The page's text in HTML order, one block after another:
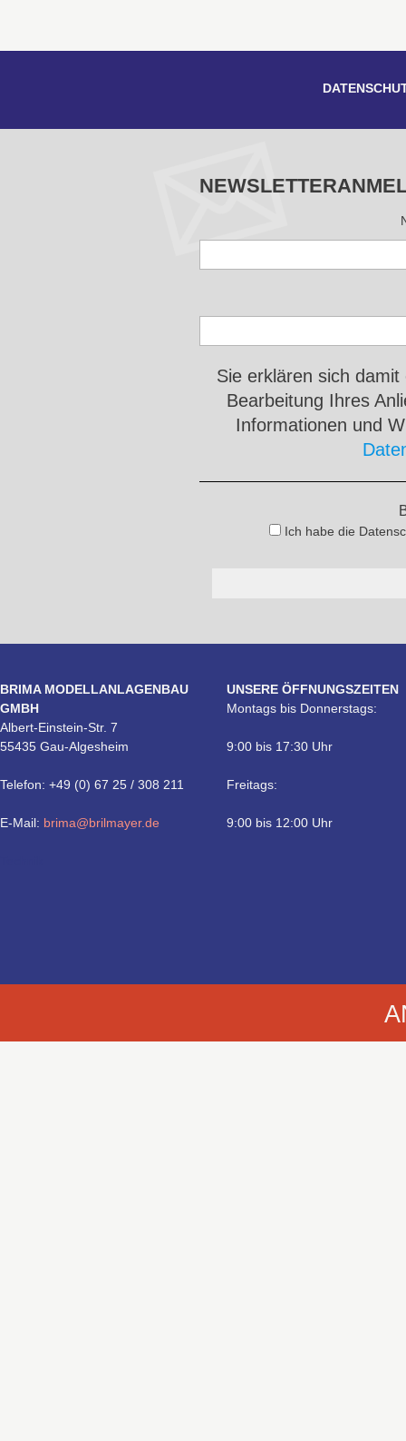
Sie erklären sich
Bearbeitung Ihres
Informationen und
Ich habe die
BRIMA MODELLANLAGENBAU
GMBH
Albert-Einstein-Str. 7
55435 Gau-Algesheim
Telefon: +49 (0) 67 25 / 308 211
E-Mail: brima@brilmayer.de
UNSERE ÖFFNUNGSZEITEN
Montags bis Donnerstags:
9:00 bis 17:30 Uhr
Freitags:
9:00 bis 12:00 Uhr